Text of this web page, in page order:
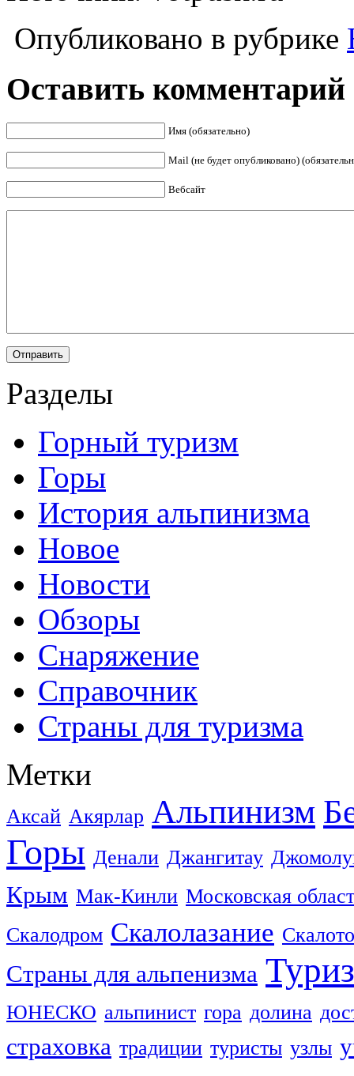
Опубликовано в рубрике
Оставить комментарий
Имя (обязательно)
Mail (не будет опубликовано)
Вебсайт
Разделы
Горный туризм
Горы
История альпинизма
Новое
Новости
Обзоры
Снаряжение
Справочник
Страны для туризма
Метки
Аксай Акярлар Альпинизм
Горы Денали Джангитау
Крым Мак-Кинли Московская
Скалодром Скалолазание
Страны для альпенизма
ЮНЕСКО альпинист гора долина
страховка традиции туристы узлы